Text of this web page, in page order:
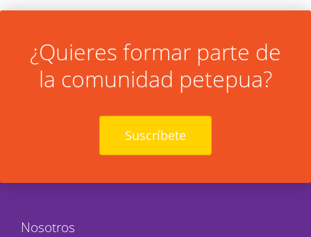
¿Quieres formar parte de
la comunidad petepua?
Suscríbete
Nosotros